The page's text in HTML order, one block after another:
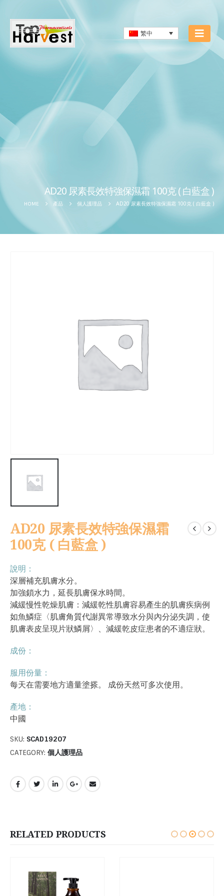
繁中
AD20 尿素長效特強保濕霜 100克 ( 白藍盒 )
HOME 產品 個人護理品 AD20 尿素長效特強保濕霜 100克 ( 白藍盒 )
AD20 尿素長效特強保濕霜
100克 ( 白藍盒 )
說明：
深層補充肌膚水分。
加強鎖水力，延長肌膚保水時間。
減緩慢性乾燥肌膚：減緩乾性肌膚容易產生的肌膚疾病例
如魚鱗症〈肌膚角質代謝異常導致水分與內分泌失調，使
肌膚表皮呈現片狀鱗屑〉、減緩乾皮症患者的不適症狀。
成份：
服用份量：
每天在需要地方適量塗搽。 成份天然可多次使用。
產地：
中國
SKU: SCAD19207
CATEGORY: 個人護理品
RELATED PRODUCTS